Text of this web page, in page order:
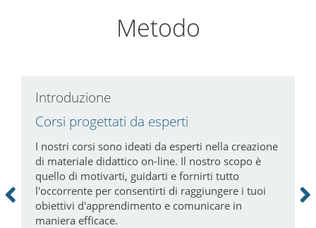
Metodo
Introduzione
Corsi progettati da esperti
I nostri corsi sono ideati da esperti nella creazione
di materiale didattico on-line. Il nostro scopo è
quello di motivarti, guidarti e fornirti tutto
l'occorrente per consentirti di raggiungere i tuoi
obiettivi d'apprendimento e comunicare in
maniera efficace.